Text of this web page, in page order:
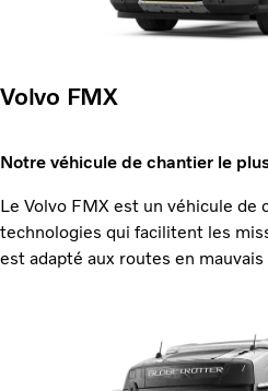
Volvo FMX
Notre véhicule de chantier le
Le Volvo FMX est un véhicule
technologies qui facilitent les
est adapté aux routes en mauvais